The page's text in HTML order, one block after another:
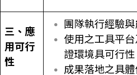
三、應
用可行
性
團隊執行經驗
使用之工具平
證環境具可行性
成果落地之具